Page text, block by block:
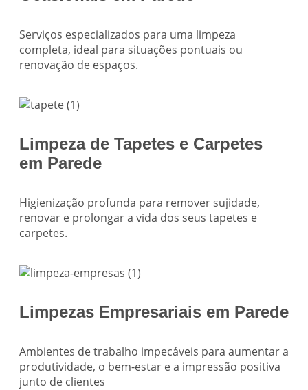
Serviços especializados para uma limpeza
completa, ideal para situações pontuais ou
renovação de espaços.
Limpeza de Tapetes e Carpetes
em Parede
Higienização profunda para remover sujidade,
renovar e prolongar a vida dos seus tapetes e
carpetes.
Limpezas Empresariais em Parede
Ambientes de trabalho impecáveis para aumentar a
produtividade, o bem-estar e a impressão positiva
junto de clientes